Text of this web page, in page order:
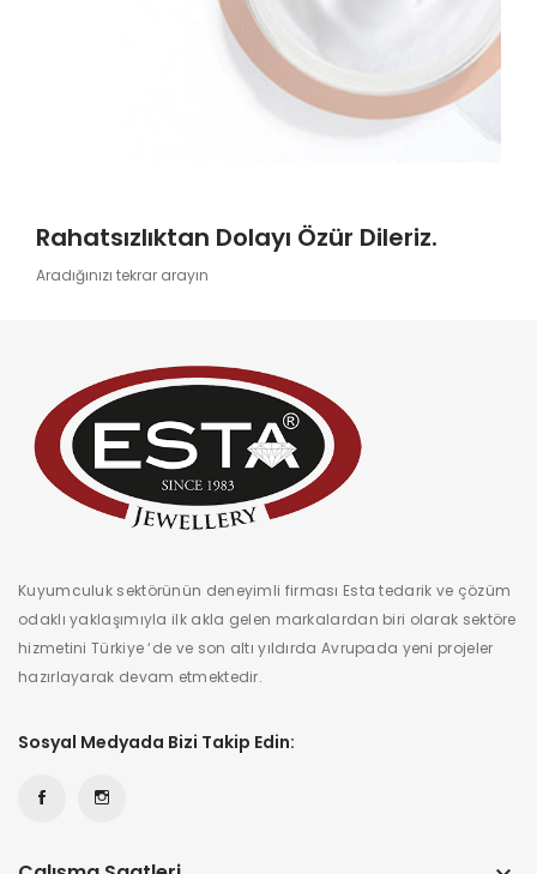
Rahatsızlıktan Dolayı Özür Dileriz.
Aradığınızı tekrar arayın
Kuyumculuk sektörünün deneyimli firması Esta tedarik ve çözüm
odaklı yaklaşımıyla ilk akla gelen markalardan biri olarak sektöre
hizmetini Türkiye ‘de ve son altı yıldırda Avrupada yeni projeler
hazırlayarak devam etmektedir.
Sosyal Medyada Bizi Takip Edin: